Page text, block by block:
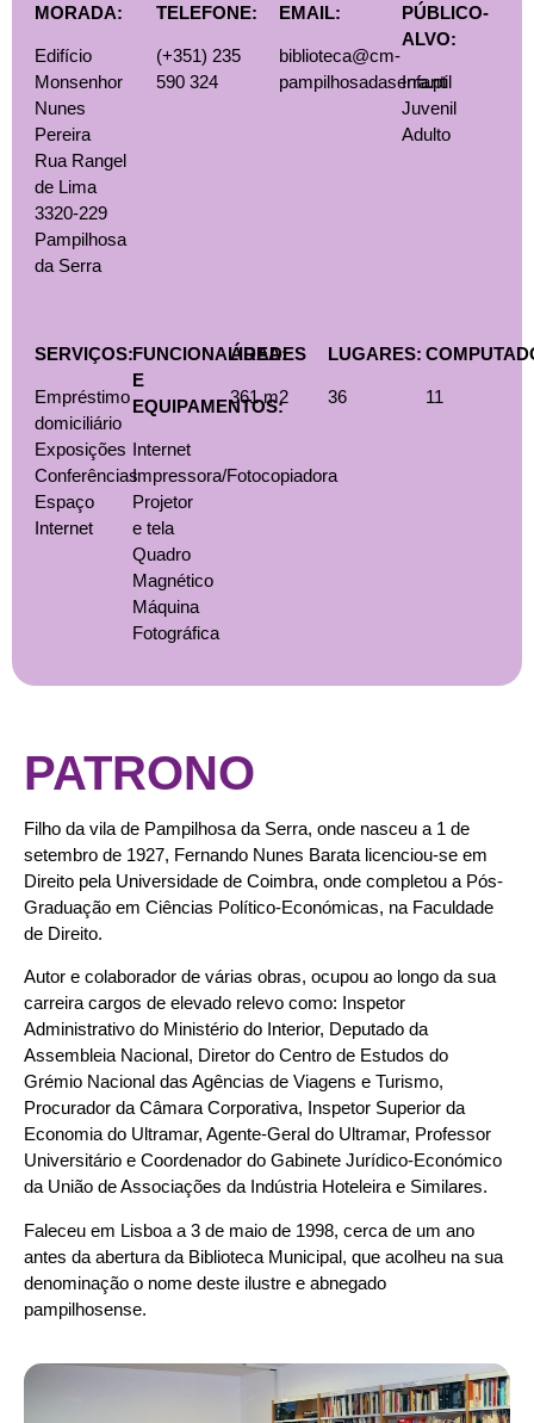
MORADA:
Edifício
Monsenhor
Nunes
Pereira
Rua Rangel
de Lima
3320-229
Pampilhosa
da Serra
TELEFONE:
(+351) 235
590 324
EMAIL:
biblioteca@cm-
pampilhosadaserra.pt
PÚBLICO-
ALVO:
Infantil
Juvenil
Adulto
SERVIÇOS:
Empréstimo
domiciliário
Exposições
Conferências
Espaço
Internet
FUNCIONALIDADES
E
EQUIPAMENTOS:
Internet
Impressora/Fotocopiadora
Projetor
e tela
Quadro
Magnético
Máquina
Fotográfica
ÁREA:
361 m2
LUGARES:
36 11
PATRONO
Filho da vila de Pampilhosa da Serra, onde nasceu a 1 de
setembro de 1927, Fernando Nunes Barata licenciou-se em
Direito pela Universidade de Coimbra, onde completou a Pós-
Graduação em Ciências Político-Económicas, na Faculdade
de Direito.
Autor e colaborador de várias obras, ocupou ao longo da sua
carreira cargos de elevado relevo como: Inspetor
Administrativo do Ministério do Interior, Deputado da
Assembleia Nacional, Diretor do Centro de Estudos do
Grémio Nacional das Agências de Viagens e Turismo,
Procurador da Câmara Corporativa, Inspetor Superior da
Economia do Ultramar, Agente-Geral do Ultramar, Professor
Universitário e Coordenador do Gabinete Jurídico-Económico
da União de Associações da Indústria Hoteleira e Similares.
Faleceu em Lisboa a 3 de maio de 1998, cerca de um ano
antes da abertura da Biblioteca Municipal, que acolheu na sua
denominação o nome deste ilustre e abnegado
pampilhosense.